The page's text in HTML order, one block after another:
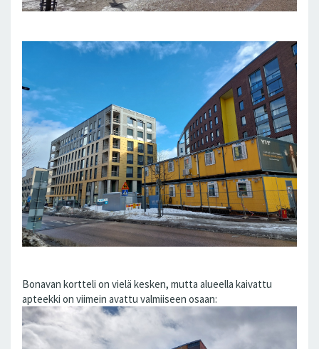
Bonavan kortteli on vielä kesken, mutta alueella kaivattu
apteekki on viimein avattu valmiiseen osaan: